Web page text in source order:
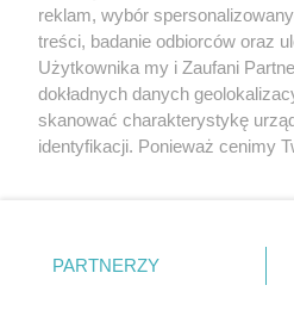
26℃
Zobacz prognozę na 3 dni
Copyright © 2022 Kurier
Wszelkie prawa
reklam, wybór
treści, badanie odbiorców oraz
Użytkownika my i Zaufani
dokładnych danych
skanować charakterystykę
identyfikacji. Ponieważ cenimy
prywatności znajdujący się w
. Niektóre rodzaje
PARTNERZY